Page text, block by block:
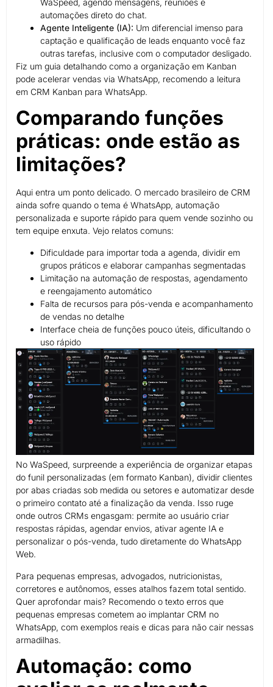
WaSpeed, agendo mensagens, reuniões e
automações direto do chat.
Agente Inteligente (IA): Um diferencial imenso para
captação e qualificação de leads enquanto você faz
outras tarefas, inclusive com o computador desligado.
Fiz um guia detalhando como a organização em Kanban
pode acelerar vendas via WhatsApp, recomendo a leitura
em CRM Kanban para WhatsApp.
Comparando funções
práticas: onde estão as
limitações?
Aqui entra um ponto delicado. O mercado brasileiro de CRM
ainda sofre quando o tema é WhatsApp, automação
personalizada e suporte rápido para quem vende sozinho ou
tem equipe enxuta. Vejo relatos comuns:
Dificuldade para importar toda a agenda, dividir em
grupos práticos e elaborar campanhas segmentadas
Limitação na automação de respostas, agendamento
e reengajamento automático
Falta de recursos para pós-venda e acompanhamento
de vendas no detalhe
Interface cheia de funções pouco úteis, dificultando o
uso rápido
No WaSpeed, surpreende a experiência de organizar etapas
do funil personalizadas (em formato Kanban), dividir clientes
por abas criadas sob medida ou setores e automatizar desde
o primeiro contato até a finalização da venda. Isso ruge
onde outros CRMs engasgam: permite ao usuário criar
respostas rápidas, agendar envios, ativar agente IA e
personalizar o pós-venda, tudo diretamente do WhatsApp
Web.
Para pequenas empresas, advogados, nutricionistas,
corretores e autônomos, esses atalhos fazem total sentido.
Quer aprofondar mais? Recomendo o texto erros que
pequenas empresas cometem ao implantar CRM no
WhatsApp, com exemplos reais e dicas para não cair nessas
armadilhas.
Automação: como